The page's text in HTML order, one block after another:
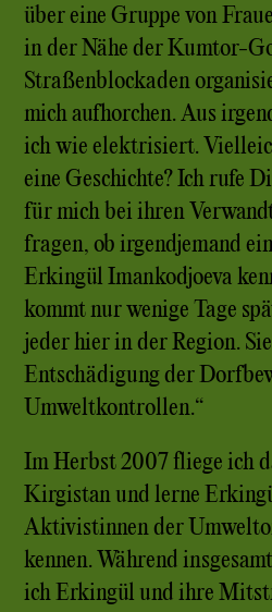
über eine Gruppe von
in der Nähe der Kumtor-
Straßenblockaden
mich aufhorchen. Aus
ich wie elektrisiert.
eine Geschichte? Ich rufe
für mich bei ihren
fragen, ob irgendjemand
Erkingül Imankodjoeva
kommt nur wenige Tage
jeder hier in der Region.
Entschädigung der
Umweltkontrollen.“
Im Herbst 2007 fliege ich
Kirgistan und lerne
Aktivistinnen der
kennen. Während
ich Erkingül und ihre